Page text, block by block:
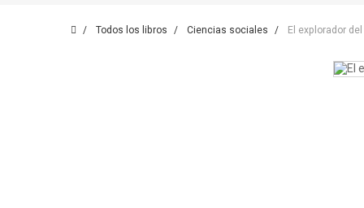
Todos los libros Ciencias sociales El explorador